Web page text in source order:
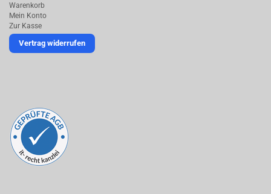
Warenkorb
Mein Konto
Zur Kasse
Vertrag widerrufen